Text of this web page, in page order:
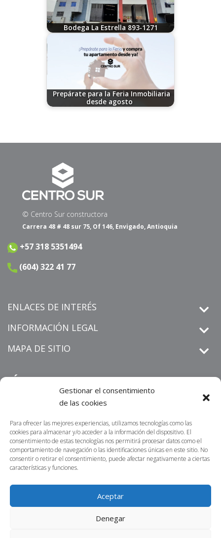
Gestionar el consentimiento
de las cookies
Para ofrecer las mejores experiencias, utilizamos tecnologías como las
cookies para almacenar y/o acceder a la información del dispositivo. El
consentimiento de estas tecnologías nos permitirá procesar datos como el
comportamiento de navegación o las identificaciones únicas en este sitio. No
consentir o retirar el consentimiento, puede afectar negativamente a ciertas
características y funciones.
Aceptar
Denegar
Bodega La Estrella 893-1271
07/29/2026
Prepárate para la Feria Inmobiliaria
desde agosto
© Centro Sur constructora
Carrera 48 # 48 sur 75, Of 146, Envigado, Antioquia
+57 318 5351494
(604) 322 41 77
ENLACES DE INTERÉS
INFORMACIÓN LEGAL
MAPA DE SITIO
SÍGUENOS
Informamos que losderechos de peticiónque sean
radicados por un medio distinto al establecido en nuestra sitio
webhttps://centrosur.co/clientes/,La dirección
electrónica o física para notificaciones judiciales no serán
contactarnos por nuestros canales oficiales; nuestro propósito
es atender sus requerimientos en la menor brevedad posible.